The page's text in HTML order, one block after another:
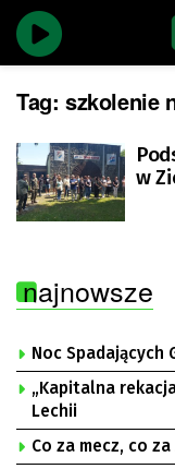
Tag: szkolenie
w
najnowsze
Noc Spadających
„Kapitalna
Lechii
Co za mecz, co